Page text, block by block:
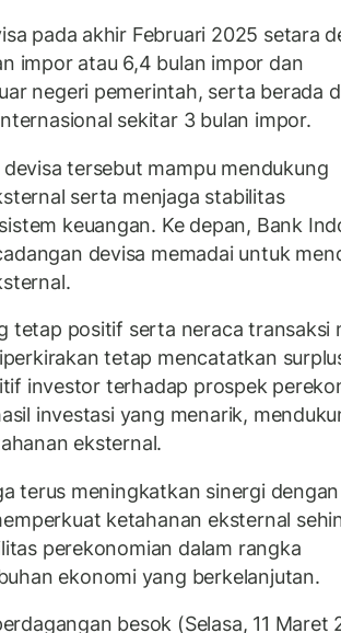
pada akhir Februari 2025 setara
impor atau 6,4 bulan impor dan
negeri pemerintah, serta berada
sekitar 3 bulan impor.
tersebut mampu mendukung
serta menjaga stabilitas
keuangan. Ke depan, Bank
devisa memadai untuk
tetap positif serta neraca transaksi
tetap mencatatkan
investor terhadap prospek
investasi yang menarik,
eksternal.
terus meningkatkan sinergi dengan
ketahanan eksternal
perekonomian dalam rangka
ekonomi yang berkelanjutan.
besok (Selasa, 11 Maret